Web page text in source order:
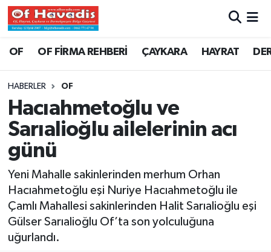
OF OF FİRMA REHBERİ ÇAYKARA HAYRAT
HABERLER OF
Hacıahmetoğlu ve
Sarıalioğlu ailelerinin acı
günü
Yeni Mahalle sakinlerinden merhum Orhan
Hacıahmetoğlu eşi Nuriye Hacıahmetoğlu ile
Çamlı Mahallesi sakinlerinden Halit Sarıalioğlu eşi
Gülser Sarıalioğlu Of’ta son yolculuğuna
uğurlandı.
Trabzon Nöbetçi Eczaneler
Trabzon Namaz Vakitleri
Trabzon Trafik Yoğunluk Haritası
Süper Lig Puan Durumu ve Fikstür
Tüm Manşetler
Son Dakika Haberleri